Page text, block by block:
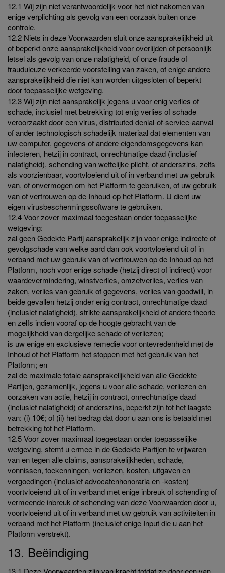
12.1 Wij zijn niet verantwoordelijk voor het niet nakomen van
enige verplichting als gevolg van een oorzaak buiten onze
controle.
12.2 Niets in deze Voorwaarden sluit onze aansprakelijkheid uit
of beperkt onze aansprakelijkheid voor overlijden of persoonlijk
letsel als gevolg van onze nalatigheid, of onze fraude of
frauduleuze verkeerde voorstelling van zaken, of enige andere
aansprakelijkheid die niet kan worden uitgesloten of beperkt
door toepasselijke wetgeving.
12.3 Wij zijn niet aansprakelijk jegens u voor enig verlies of
schade, inclusief met betrekking tot enig verlies of schade
veroorzaakt door een virus, distributed denial-of-service-aanval
of ander technologisch schadelijk materiaal dat elementen van
uw computer, gegevens of andere eigendomsgegevens kan
infecteren, hetzij in contract, onrechtmatige daad (inclusief
nalatigheid), schending van wettelijke plicht, of anderszins, zelfs
als voorzienbaar, voortvloeiend uit of in verband met uw gebruik
van, of onvermogen om het Platform te gebruiken, of uw gebruik
van of vertrouwen op de Inhoud op het Platform. U dient uw
eigen virusbeschermingssoftware te gebruiken.
12.4 Voor zover maximaal toegestaan onder toepasselijke
wetgeving:
zal geen Gedekte Partij aansprakelijk zijn voor enige indirecte of
gevolgschade van welke aard dan ook voortvloeiend uit of in
verband met uw gebruik van of vertrouwen op de Inhoud op het
Platform, noch voor enige schade (hetzij direct of indirect) voor
waardevermindering, winstverlies, omzetverlies, verlies van
zaken, verlies van gebruik of gegevens, verlies van goodwill, in
beide gevallen hetzij onder enig contract, onrechtmatige daad
(inclusief nalatigheid), strikte aansprakelijkheid of andere theorie
en zelfs indien vooraf op de hoogte gebracht van de
mogelijkheid van dergelijke schade of verliezen;
is uw enige en exclusieve remedie voor ontevredenheid met de
Inhoud of het Platform het stoppen met het gebruik van het
Platform; en
zal de maximale totale aansprakelijkheid van alle Gedekte
Partijen, gezamenlijk, jegens u voor alle schade, verliezen en
oorzaken van actie, hetzij in contract, onrechtmatige daad
(inclusief nalatigheid) of anderszins, beperkt zijn tot het laagste
van: (i) 10€; of (ii) het bedrag dat door u aan ons is betaald met
betrekking tot het Platform.
12.5 Voor zover maximaal toegestaan onder toepasselijke
wetgeving, stemt u ermee in de Gedekte Partijen te vrijwaren
van en tegen alle claims, aansprakelijkheden, schade,
vonnissen, toekenningen, verliezen, kosten, uitgaven en
vergoedingen (inclusief advocatenhonoraria en -kosten)
voortvloeiend uit of in verband met enige inbreuk of schending of
vermeende inbreuk of schending van deze Voorwaarden door u,
voortvloeiend uit of in verband met uw gebruik van activiteiten in
verband met het Platform (inclusief enige Input die u aan het
Platform verstrekt).
13. Beëindiging